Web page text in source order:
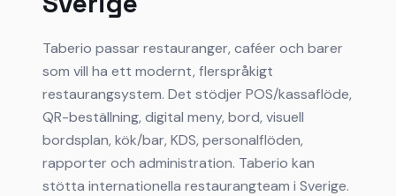
Taberio passar restauranger, caféer och barer
som vill ha ett modernt, flerspråkigt
restaurangsystem. Det stödjer POS/kassaflöde,
QR-beställning, digital meny, bord, visuell
bordsplan, kök/bar, KDS, personalflöden,
rapporter och administration. Taberio kan
stötta internationella restaurangteam i Sverige.